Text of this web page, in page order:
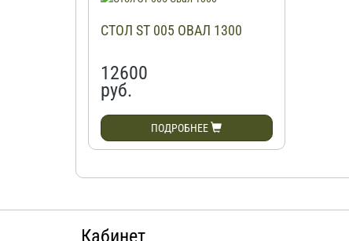
СТОЛ ST 005 ОВАЛ 1300
12600
руб.
ПОДРОБНЕЕ
Кабинет